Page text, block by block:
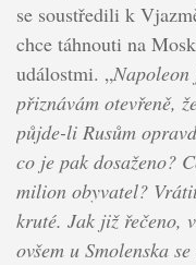
se soustředili k
chce táhnouti na
událostmi. „
přiznávám otevřeně,
půjde-li Rusům
co je pak dosaženo?
milion obyvatel?
kruté. Jak již řečeno,
ovšem u Smolenska